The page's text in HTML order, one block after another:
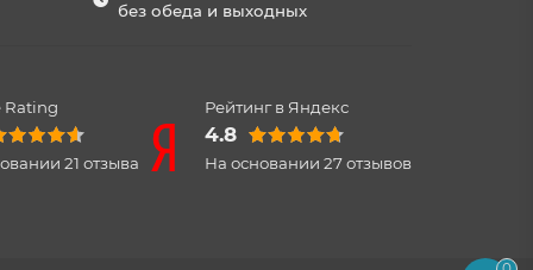
без обеда и выходных
Rating
21 отзыва
Рейтинг в Яндекс
4.8
На основании 27отзывов